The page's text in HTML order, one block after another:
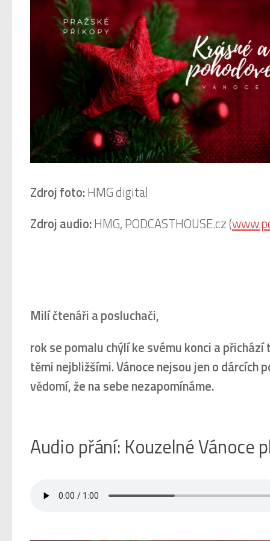
Zdroj foto:HMG digital
Zdroj audio:HMG, PODCASTHOUSE.cz (
Milí čtenáři a posluchači,
rok se pomalu chýlí ke svému konci a
těmi nejbližšími. Vánoce nejsou jen o dárcích
vědomí, že na sebe nezapomínáme.
Audio přání: Kouzelné Vánoce